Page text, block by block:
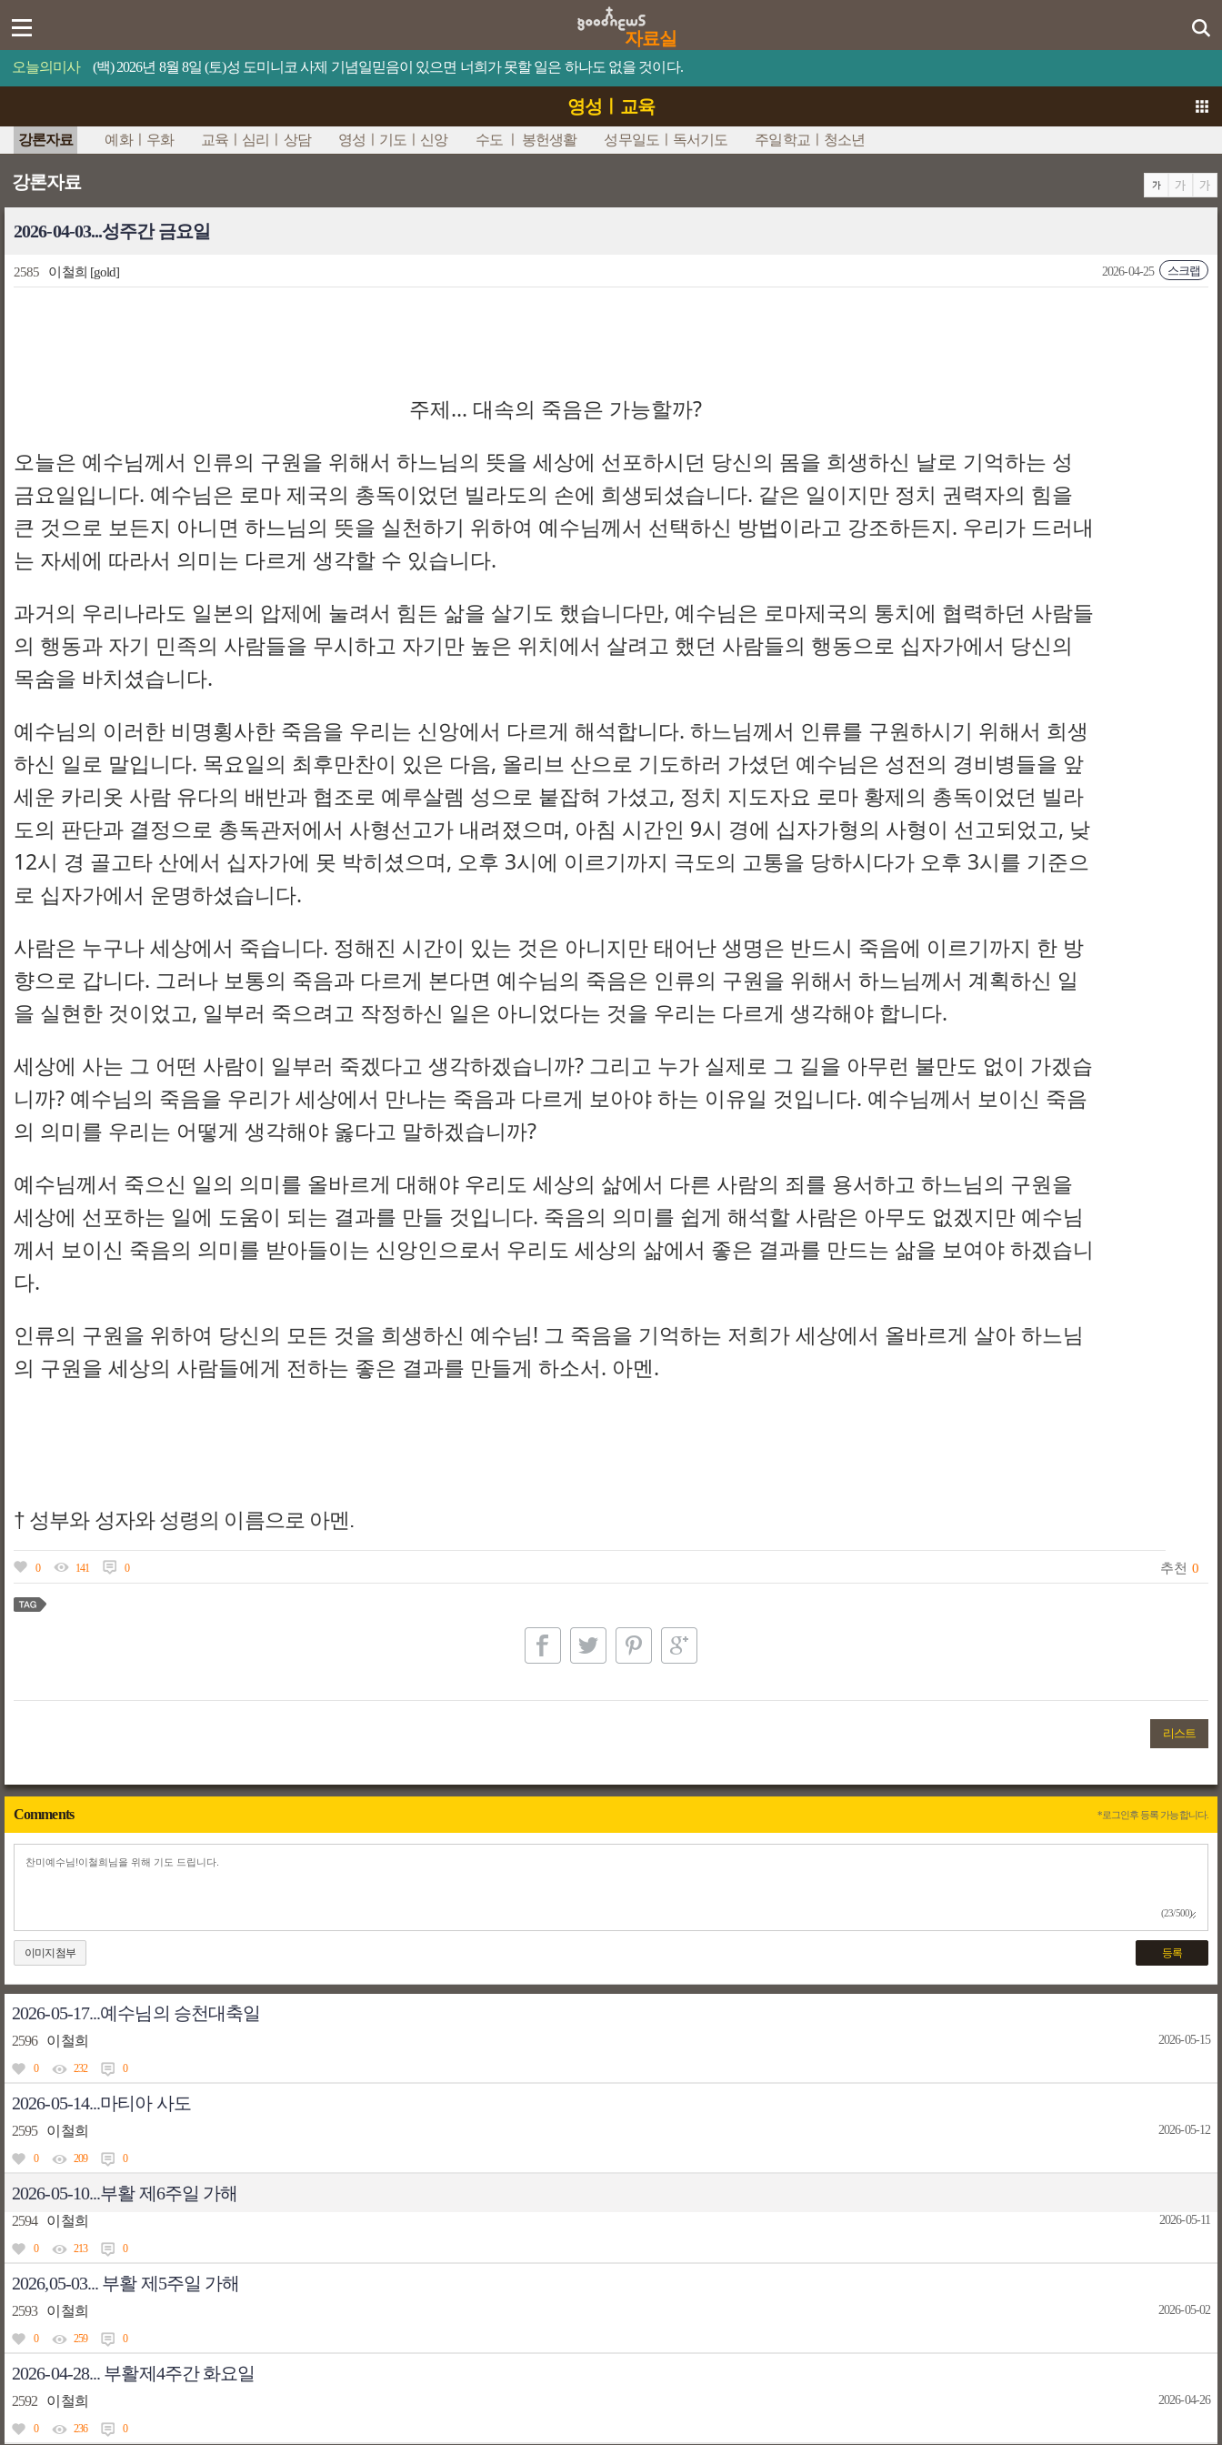
자료실
오늘의미사 (백) 2026년 8월 8일 (토)성 도미니코 사제 기념일믿음이 있으면 너희가 못할 일은 하나도 없을 것이다.
영성ㅣ교육
강론자료 예화ㅣ우화 교육ㅣ심리ㅣ상담 영성ㅣ기도ㅣ신앙 수도 ㅣ 봉헌생활 성무일도ㅣ독서기도 주일학교ㅣ청소년
강론자료
2026-04-03...성주간 금요일
2585 이철희 [gold] 스크랩
2026-04-25
용
주제... 대속의 죽음은 가능할까?
오늘은 예수님께서 인류의 구원을 위해서 하느님의 뜻을 세상에 선포하시던 당신의 몸을 희생하신 날로 기억하는 성
금요일입니다. 예수님은 로마 제국의 총독이었던 빌라도의 손에 희생되셨습니다. 같은 일이지만 정치 권력자의 힘을
큰 것으로 보든지 아니면 하느님의 뜻을 실천하기 위하여 예수님께서 선택하신 방법이라고 강조하든지. 우리가 드러내
는 자세에 따라서 의미는 다르게 생각할 수 있습니다.
과거의 우리나라도 일본의 압제에 눌려서 힘든 삶을 살기도 했습니다만, 예수님은 로마제국의 통치에 협력하던 사람들
의 행동과 자기 민족의 사람들을 무시하고 자기만 높은 위치에서 살려고 했던 사람들의 행동으로 십자가에서 당신의
목숨을 바치셨습니다.
예수님의 이러한 비명횡사한 죽음을 우리는 신앙에서 다르게 해석합니다. 하느님께서 인류를 구원하시기 위해서 희생
하신 일로 말입니다. 목요일의 최후만찬이 있은 다음, 올리브 산으로 기도하러 가셨던 예수님은 성전의 경비병들을 앞
세운 카리옷 사람 유다의 배반과 협조로 예루살렘 성으로 붙잡혀 가셨고, 정치 지도자요 로마 황제의 총독이었던 빌라
도의 판단과 결정으로 총독관저에서 사형선고가 내려졌으며, 아침 시간인 9시 경에 십자가형의 사형이 선고되었고, 낮
12시 경 골고타 산에서 십자가에 못 박히셨으며, 오후 3시에 이르기까지 극도의 고통을 당하시다가 오후 3시를 기준으
로 십자가에서 운명하셨습니다.
사람은 누구나 세상에서 죽습니다. 정해진 시간이 있는 것은 아니지만 태어난 생명은 반드시 죽음에 이르기까지 한 방
향으로 갑니다. 그러나 보통의 죽음과 다르게 본다면 예수님의 죽음은 인류의 구원을 위해서 하느님께서 계획하신 일
을 실현한 것이었고, 일부러 죽으려고 작정하신 일은 아니었다는 것을 우리는 다르게 생각해야 합니다.
세상에 사는 그 어떤 사람이 일부러 죽겠다고 생각하겠습니까? 그리고 누가 실제로 그 길을 아무런 불만도 없이 가겠습
니까? 예수님의 죽음을 우리가 세상에서 만나는 죽음과 다르게 보아야 하는 이유일 것입니다. 예수님께서 보이신 죽음
의 의미를 우리는 어떻게 생각해야 옳다고 말하겠습니까?
예수님께서 죽으신 일의 의미를 올바르게 대해야 우리도 세상의 삶에서 다른 사람의 죄를 용서하고 하느님의 구원을
세상에 선포하는 일에 도움이 되는 결과를 만들 것입니다. 죽음의 의미를 쉽게 해석할 사람은 아무도 없겠지만 예수님
께서 보이신 죽음의 의미를 받아들이는 신앙인으로서 우리도 세상의 삶에서 좋은 결과를 만드는 삶을 보여야 하겠습니
다.
인류의 구원을 위하여 당신의 모든 것을 희생하신 예수님! 그 죽음을 기억하는 저희가 세상에서 올바르게 살아 하느님
의 구원을 세상의 사람들에게 전하는 좋은 결과를 만들게 하소서. 아멘.
† 성부와 성자와 성령의 이름으로 아멘.
0 141 0 추천 0
리스트
Comments *로그인후 등록 가능합니다.
(23/500)
이미지첨부 등록
2026-05-17...예수님의 승천대축일
2596 이철희 2026-05-15
0 232 0
2026-05-14...마티아 사도
2595 이철희 2026-05-12
0 209 0
2026-05-10...부활 제6주일 가해
2594 이철희 2026-05-11
0 213 0
2026,05-03... 부활 제5주일 가해
2593 이철희 2026-05-02
0 259 0
2026-04-28... 부활제4주간 화요일
2592 이철희 2026-04-26
0 236 0